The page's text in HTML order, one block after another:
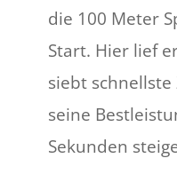
die 100 Meter
Start. Hier lief
siebt
seine
Sekunden